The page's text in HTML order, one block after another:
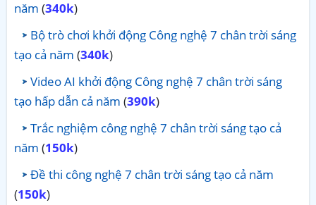
năm (340k)
Bộ trò chơi khởi động Công nghệ 7 chân trời sáng
tạo cả năm (340k)
Video AI khởi động Công nghệ 7 chân trời sáng
tạo hấp dẫn cả năm (390k)
Trắc nghiệm công nghệ 7 chân trời sáng tạo cả
năm (150k)
Đề thi công nghệ 7 chân trời sáng tạo cả năm
(150k)